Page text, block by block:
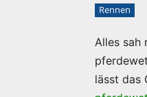
Rennen
Alles sah
lässt das